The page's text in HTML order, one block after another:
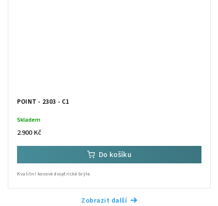
POINT - 2303 - C1
Skladem
2.900 Kč
Do košíku
Zobrazit další